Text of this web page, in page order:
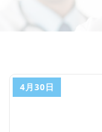
4月30日